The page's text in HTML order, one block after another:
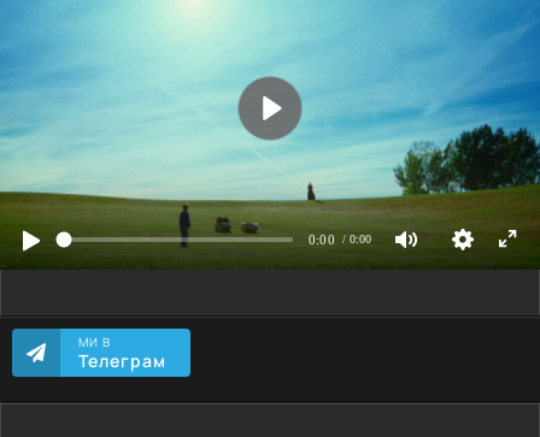
МИ В
Телеграм